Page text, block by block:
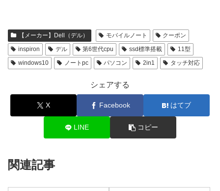
【メーカー】Dell（デル） モバイルノート
クーポン
inspiron
デル 第6世代cpu ssd標準搭載
11型
windows10
ノートpc パソコン 2in1 タッチ対応
シェアする
X Facebook はてブ
LINE コピー
関連記事